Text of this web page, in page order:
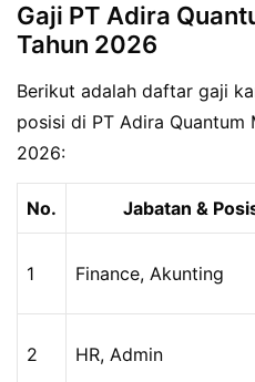
Gaji PT Adira
Tahun 2026
Berikut adalah daftar gaji
posisi di PT Adira
2026:
No. Jabatan &
1 Finance, Akunting
2 HR, Admin